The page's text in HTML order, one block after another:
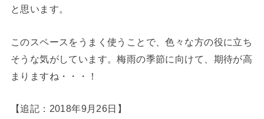
と思います。
このスペースをうまく使うことで、色々な方の役に立ち
そうな気がしています。梅雨の季節に向けて、期待が高
まりますね・・・！
【追記：2018年9月26日】